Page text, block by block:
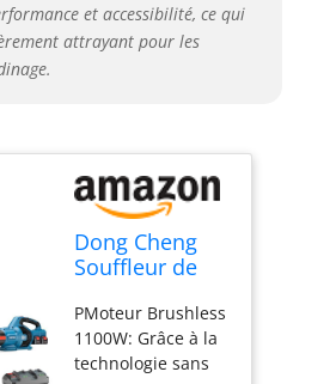
tenaces en
automne ou de
saletés sans effort
3 buses
individuelles :
Buses coniques:
augmentent le flux
l’élimination de
grandes zones de
feuilles et de
et accessibilité, ce qui
attrayant pour les
Dong Cheng
Souffleur de
Fil 2x20V, Débit
d’air 1105 m³/h
PMoteur Brushless
1100W: Grâce à la
technologie sans